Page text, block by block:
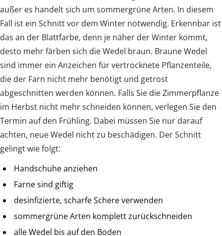
außer es handelt sich um sommergrüne Arten. In diesem
Fall ist ein Schnitt vor dem Winter notwendig. Erkennbar ist
das an der Blattfarbe, denn je näher der Winter kommt,
desto mehr färben sich die Wedel braun. Braune Wedel
sind immer ein Anzeichen für vertrocknete Pflanzenteile,
die der Farn nicht mehr benötigt und getrost
abgeschnitten werden können. Falls Sie die Zimmerpflanze
im Herbst nicht mehr schneiden können, verlegen Sie den
Termin auf den Frühling. Dabei müssen Sie nur darauf
achten, neue Wedel nicht zu beschädigen. Der Schnitt
gelingt wie folgt:
Handschuhe anziehen
Farne sind giftig
desinfizierte, scharfe Schere verwenden
sommergrüne Arten komplett zurückschneiden
alle Wedel bis auf den Boden